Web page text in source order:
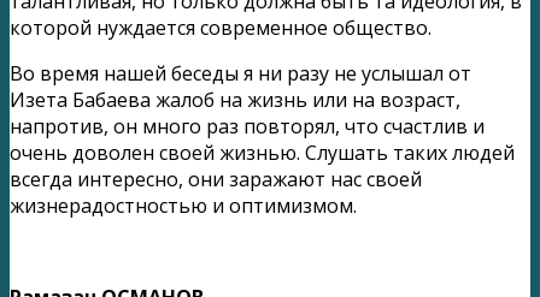
которой нуждается современное общество.
Во время нашей беседы я ни разу не услышал от
Изета Бабаева жалоб на жизнь или на возраст,
напротив, он много раз повторял, что счастлив и
очень доволен своей жизнью. Слушать таких людей
всегда интересно, они заражают нас своей
жизнерадостностью и оптимизмом.